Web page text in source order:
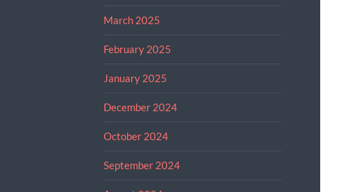
March 2025
February 2025
January 2025
December 2024
October 2024
September 2024